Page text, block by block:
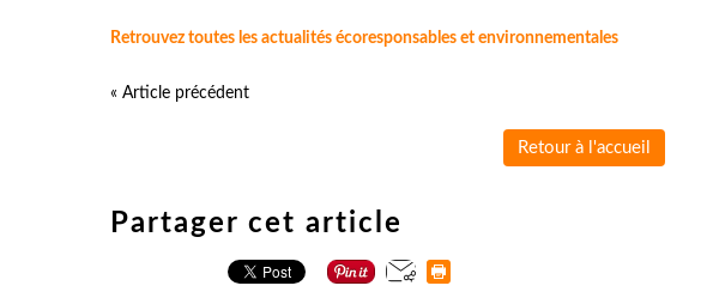
Retrouvez toutes les actualités écoresponsables et environnementales
« Article précédent
Retour à l'accueil
Partager cet article